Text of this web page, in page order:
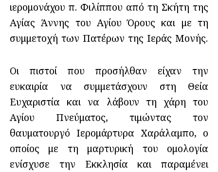
ιερομονάχου π. Φιλίππου από τη Σκήτη της
Αγίας Άννης του Αγίου Όρους και με τη
συμμετοχή των Πατέρων της Ιεράς Μονής.
Οι πιστοί που προσήλθαν είχαν την
ευκαιρία να συμμετάσχουν στη Θεία
Ευχαριστία και να λάβουν τη χάρη του
Αγίου Πνεύματος, τιμώντας τον
θαυματουργό Ιερομάρτυρα Χαράλαμπο, ο
οποίος με τη μαρτυρική του ομολογία
ενίσχυσε την Εκκλησία και παραμένει